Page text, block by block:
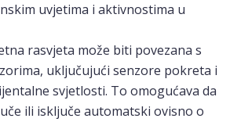
uvjetima i aktivnostima u
rasvjeta može biti povezana s
uključujući senzore pokreta i
svjetlosti. To omogućava da
ili isključe automatski ovisno o